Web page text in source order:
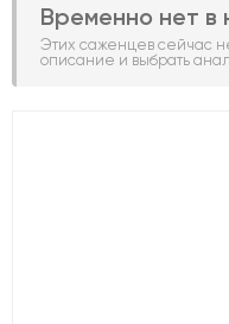
Временно нет в
Этих саженцев сейчас
описание и выбрать